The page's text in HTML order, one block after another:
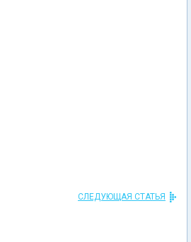
СЛЕДУЮЩАЯ СТАТЬЯ